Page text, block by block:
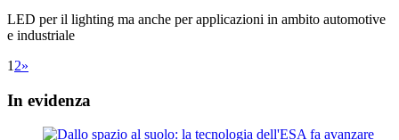
LED per il lighting ma anche per applicazioni in ambito automotive
e industriale
1 2»
In evidenza